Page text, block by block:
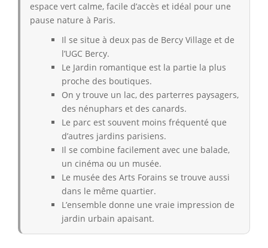
espace vert calme, facile d’accès et idéal pour une
pause nature à Paris.
Il se situe à deux pas de Bercy Village et de
l’UGC Bercy.
Le Jardin romantique est la partie la plus
proche des boutiques.
On y trouve un lac, des parterres paysagers,
des nénuphars et des canards.
Le parc est souvent moins fréquenté que
d’autres jardins parisiens.
Il se combine facilement avec une balade,
un cinéma ou un musée.
Le musée des Arts Forains se trouve aussi
dans le même quartier.
L’ensemble donne une vraie impression de
jardin urbain apaisant.